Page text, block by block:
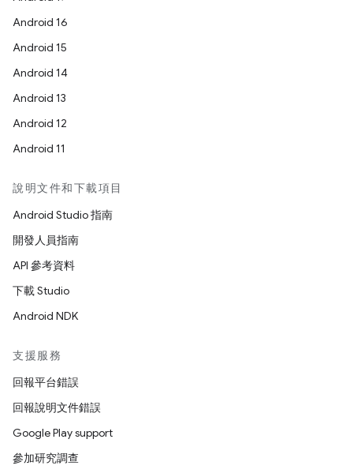
Android 16
Android 15
Android 14
Android 13
Android 12
Android 11
說明文件和下載項目
Android Studio 指南
開發人員指南
API 參考資料
下載 Studio
Android NDK
支援服務
回報平台錯誤
回報說明文件錯誤
Google Play support
參加研究調查